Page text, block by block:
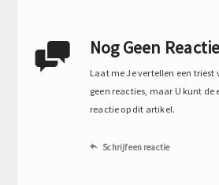
 Nog Geen
Laat me Je vertellen een triest
geen reacties, maar U kunt de
reactie op dit artikel.
 Schrijf een reactie